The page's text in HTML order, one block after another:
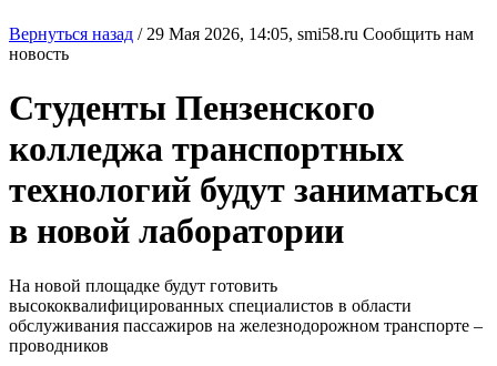
Вернуться назад / 29 Мая 2026, 14:05, smi58.ru Сообщить нам
новость
Студенты Пензенского
колледжа транспортных
технологий будут заниматься
в новой лаборатории
На новой площадке будут готовить
высококвалифицированных специалистов в области
обслуживания пассажиров на железнодорожном транспорте –
проводников